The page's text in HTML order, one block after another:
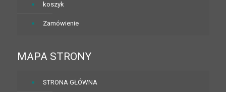
koszyk
Zamówienie
MAPA STRONY
STRONA GŁÓWNA